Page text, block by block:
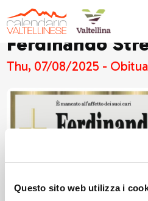
Questo sito web utilizza i
Ferdinando
Thu, 07/08/2025 -